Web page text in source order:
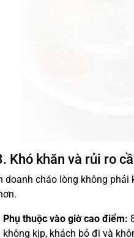
Khó khăn và rủi ro
doanh cháo lòng không
Phụ thuộc vào giờ cao điểm:
không kịp, khách bỏ đi và